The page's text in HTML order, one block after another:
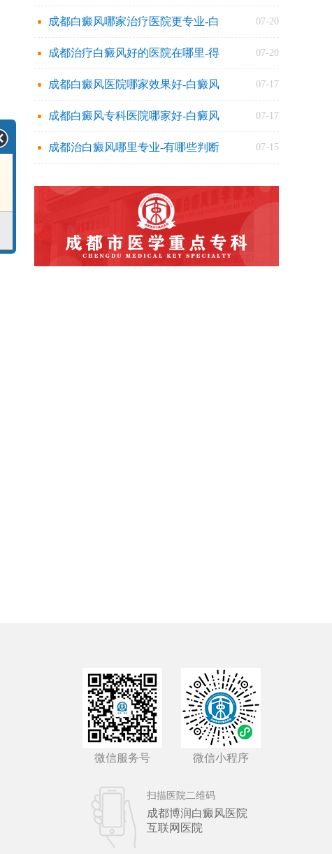
成都白癜风哪家治疗医院更专业-白 07-20
成都治疗白癜风好的医院在哪里-得 07-20
成都白癜风医院哪家效果好-白癜风 07-17
成都白癜风专科医院哪家好-白癜风 07-17
成都治白癜风哪里专业-有哪些判断 07-15
微信服务号 微信小程序
扫描医院二维码
成都博润白癜风医院
互联网医院